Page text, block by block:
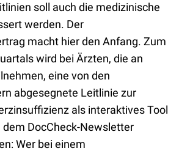
soll auch die medizinische
werden. Der
macht hier den Anfang. Zum
wird bei Ärzten, die an
eine von den
abgesegnete Leitlinie zur
als interaktives Tool
dem DocCheck-Newsletter
Wer bei einem